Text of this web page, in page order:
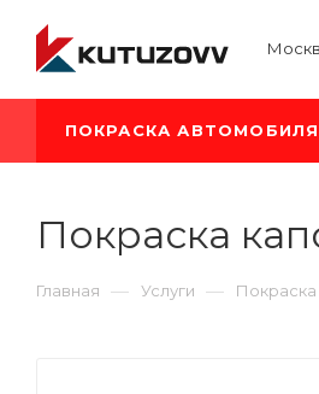
ПОКРАСКА АВТОМОБИЛЯ
Покраска
Главная — Услуги —